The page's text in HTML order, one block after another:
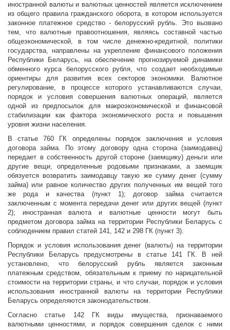
иностранной валюты и валютных ценностей является исключением
из общего правила гражданского оборота, в котором используется
законное платежное средство - белорусский рубль. Это вызвано
тем, что валютные правоотношения, являясь составной частью
общеэкономической, в том числе денежно-кредитной, политики
государства, направлены на укрепление финансового положения
Республики Беларусь, на обеспечение прогнозируемой динамики
обменного курса белорусского рубля, что создает необходимые
ориентиры для развития всех секторов экономики. Валютное
регулирование, в процессе которого устанавливаются случаи,
порядок и условия совершения валютных операций, является
одной из предпосылок для макроэкономической и финансовой
стабилизации как фактора экономического роста и повышения
уровня жизни населения.
В статье 760 ГК определены порядок заключения и условия
договора займа. По этому договору одна сторона (заимодавец)
передает в собственность другой стороне (заемщику) деньги или
другие вещи, определенные родовыми признаками, а заемщик
обязуется возвратить заимодавцу такую же сумму денег (сумму
займа) или равное количество других полученных им вещей того
же рода и качества (пункт 1); договор займа считается
заключенным с момента передачи денег или других вещей (пункт
2); иностранная валюта и валютные ценности могут быть
предметом договора займа на территории Республики Беларусь с
соблюдением правил статей 141, 142 и 298 ГК (пункт 3).
Порядок и условия использования денег (валюты) на территории
Республики Беларусь предусмотрены в статье 141 ГК. В ней
установлено, что белорусский рубль является законным
платежным средством, обязательным к приему по нарицательной
стоимости на территории страны, и что случаи, порядок и условия
использования иностранной валюты на территории Республики
Беларусь определяются законодательством.
Согласно статье 142 ГК виды имущества, признаваемого
валютными ценностями, и порядок совершения сделок с ними